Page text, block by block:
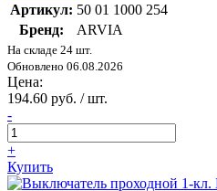
Артикул: 50 01 1000 254
Бренд:
ARVIA
На складе 24 шт.
Обновлено 06.08.2026
Цена:
194.60 руб. / шт.
-
+
Купить